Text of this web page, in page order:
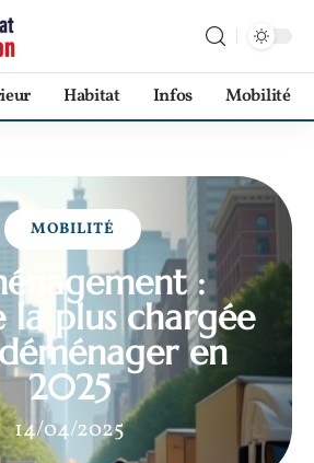
Habitat Infos Mobilité
MOBILITÉ
:
la plus chargée
en
2025
14/04/2025